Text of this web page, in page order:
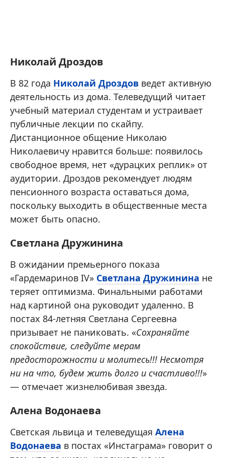
Николай Дроздов
В 82 года Николай Дроздов ведет активную
деятельность из дома. Телеведущий читает
учебный материал студентам и устраивает
публичные лекции по скайпу.
Дистанционное общение Николаю
Николаевичу нравится больше: появилось
свободное время, нет «дурацких реплик» от
аудитории. Дроздов рекомендует людям
пенсионного возраста оставаться дома,
поскольку выходить в общественные места
может быть опасно.
Светлана Дружинина
В ожидании премьерного показа
«Гардемаринов IV» Светлана Дружинина не
теряет оптимизма. Финальными работами
над картиной она руководит удаленно. В
постах 84-летняя Светлана Сергеевна
призывает не паниковать. «Сохраняйте
спокойствие, следуйте мерам
предосторожности и молитесь!!! Несмотря
ни на что, будем жить долго и счастливо!!!»
— отмечает жизнелюбивая звезда.
Алена Водонаева
Светская львица и телеведущая Алена
Водонаева в постах «Инстаграма» говорит о